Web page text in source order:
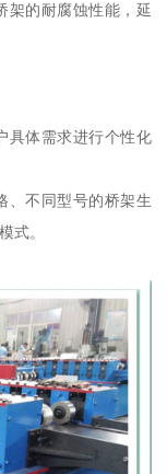
架的耐腐蚀性能，延
具体需求进行个性化
、不同型号的桥架生
式。